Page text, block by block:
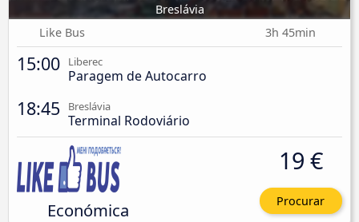
Breslávia
Like Bus
3h 45min
15:00 Liberec
Paragem de Autocarro
18:45 Breslávia
Terminal Rodoviário
Económica
19 €
Procurar